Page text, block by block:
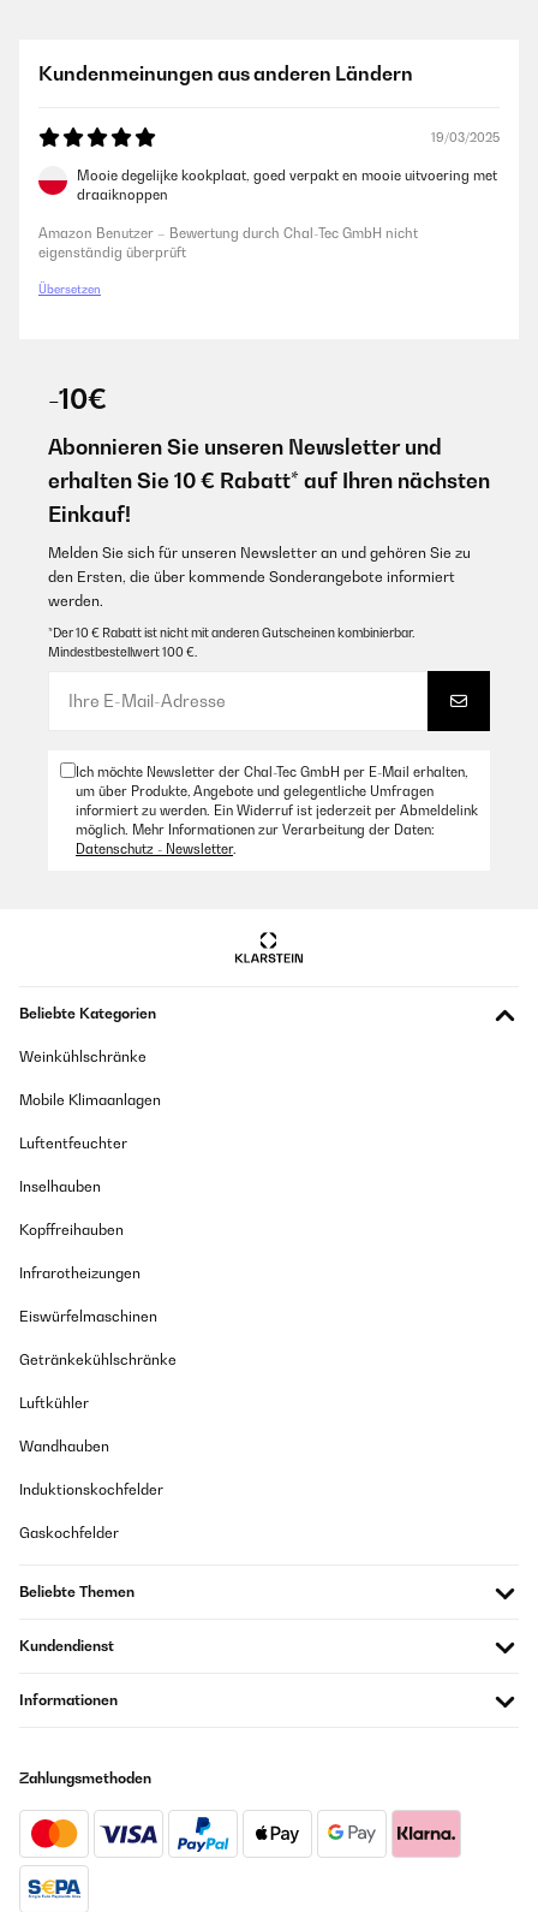
Kundenmeinungen aus anderen Ländern
19/03/2025
Mooie degelijke kookplaat, goed verpakt en mooie uitvoering met
draaiknoppen
Amazon Benutzer – Bewertung durch Chal-Tec GmbH nicht
eigenständig überprüft
Übersetzen
-10€
Abonnieren Sie unseren Newsletter und
erhalten Sie 10 € Rabatt* auf Ihren nächsten
Einkauf!
Melden Sie sich für unseren Newsletter an und gehören Sie zu
den Ersten, die über kommende Sonderangebote informiert
werden.
*Der 10 € Rabatt ist nicht mit anderen Gutscheinen kombinierbar.
Mindestbestellwert 100 €.
Ich möchte Newsletter der Chal-Tec GmbH per E-Mail erhalten,
um über Produkte, Angebote und gelegentliche Umfragen
informiert zu werden. Ein Widerruf ist jederzeit per Abmeldelink
möglich. Mehr Informationen zur Verarbeitung der Daten:
Datenschutz - Newsletter.
Beliebte Kategorien
Weinkühlschränke
Mobile Klimaanlagen
Luftentfeuchter
Inselhauben
Kopffreihauben
Infrarotheizungen
Eiswürfelmaschinen
Getränkekühlschränke
Luftkühler
Wandhauben
Induktionskochfelder
Gaskochfelder
Beliebte Themen
Kundendienst
Informationen
Zahlungsmethoden